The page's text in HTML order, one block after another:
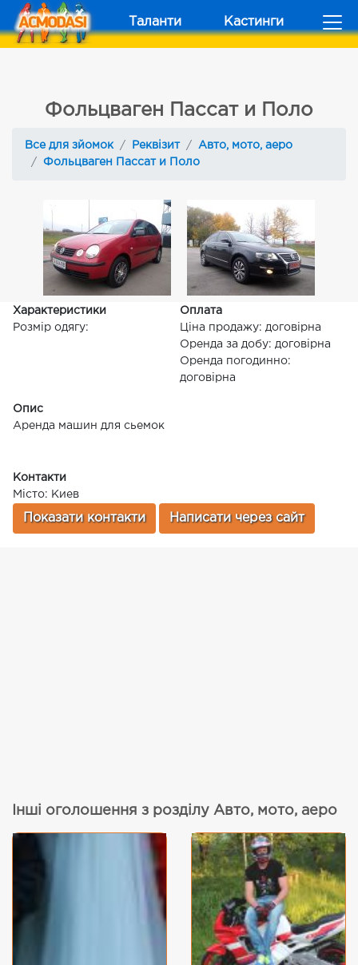
Таланти Кастинги
Фольцваген Пассат и Поло
Все для зйомок Реквізит
Авто, мото, аеро
Фольцваген Пассат и Поло
Характеристики
Розмір одягу:
Оплата
Ціна продажу: договірна
Оренда за добу: договірна
Оренда погодинно:
договірна
Опис
Аренда машин для сьемок
Контакти
Місто: Киев
Показати контакти Написати через сайт
Інші оголошення з розділу Авто, мото, аеро